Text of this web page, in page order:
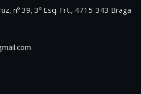
nº 39, 3º Esq. Frt., 4715-343 Braga